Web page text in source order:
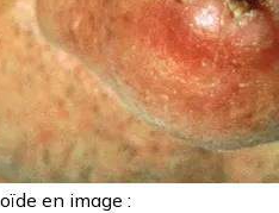
en image :